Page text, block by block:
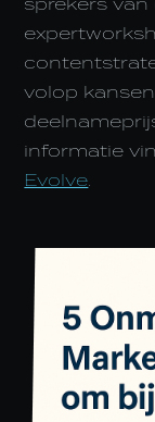
sprekers van
volop
informatie
Evolve.